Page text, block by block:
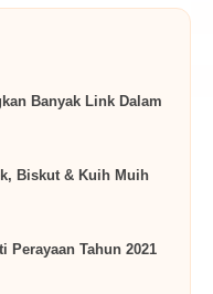
Banyak Link Dalam
Biskut & Kuih Muih
Perayaan Tahun 2021